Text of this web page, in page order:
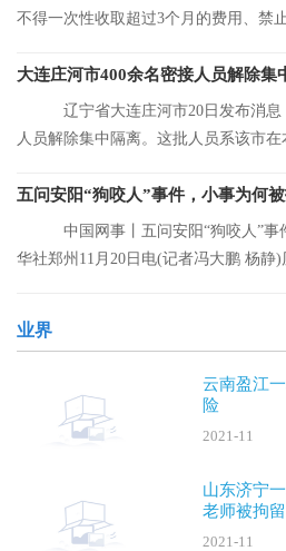
不得一次性收取超过3个月的费用、禁
大连庄河市400余名密接人员解除集
辽宁省大连庄河市20日发布消息
人员解除集中隔离。这批人员系该市在
五问安阳“狗咬人”事件，小事为何被
中国网事丨五问安阳“狗咬人”
华社郑州11月20日电(记者冯大鹏 杨静)
业界
云南盈江
险
2021-11
山东济宁
老师被拘留
2021-11